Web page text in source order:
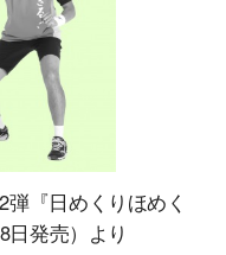
『日めくりほめく
日発売）より